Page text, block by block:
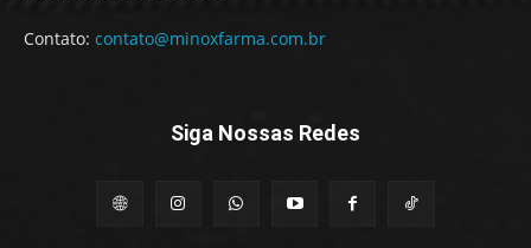
Contato: contato@minoxfarma.com.br
Siga Nossas Redes